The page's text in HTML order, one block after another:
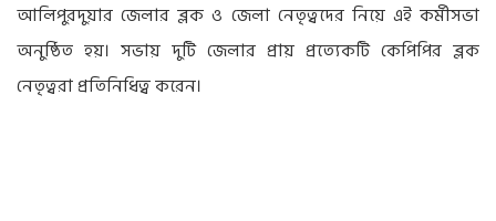
আলিপুরদুয়ার জেলার ব্লক ও জেলা নেতৃত্বদের নিয়ে এই কর্মীসভা
অনুষ্ঠিত হয়। সভায় দুটি জেলার প্রায় প্রত‍্যেকটি কেপিপির ব্লক
নেতৃত্বরা প্রতিনিধিত্ব করেন।